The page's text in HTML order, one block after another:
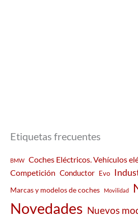
Etiquetas frecuentes
BMW
Coches Eléctricos. Vehículos
Competición Conductor Evo
Marcas y modelos de coches Movilidad
Novedades Nuevos